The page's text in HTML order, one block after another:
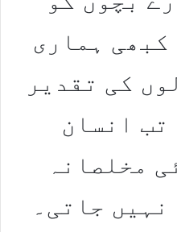
کبھی ہماری
کی تقدیر
تب انسان
مخلصانہ
جاتی۔